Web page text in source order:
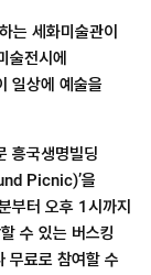
는 세화미술관이
술전시에
일상에 예술을
흥국생명빌딩
Picnic)’을
부터 오후 1시까지
수 있는 버스킹
무료로 참여할 수